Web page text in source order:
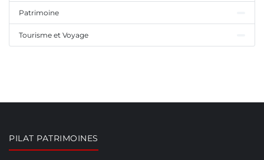
Patrimoine
Tourisme et Voyage
PILAT PATRIMOINES